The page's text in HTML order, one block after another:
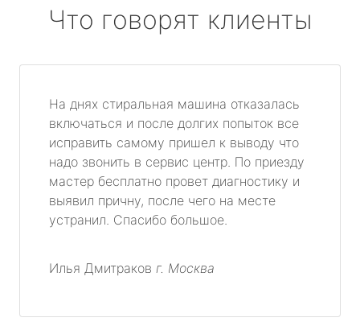
Что говорят клиенты
На днях стиральная машина отказалась
включаться и после долгих попыток все
исправить самому пришел к выводу что
надо звонить в сервис центр. По приезду
мастер бесплатно провет диагностику и
выявил причну, после чего на месте
устранил. Спасибо большое.
Илья Дмитраков г. Москва